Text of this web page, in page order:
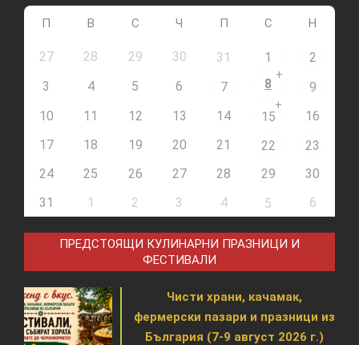
П В С Ч П С Н
27 28 29 30 31 1
2
3
4 5 6 7 8
+
9
10
11 12 13 14 15
+
16
17
18 19 20 21 22
23
24
25 26 27 28 29
30
31
1 2 3 4 5 6
ПРЕДСТОЯЩИ КУЛИНАРНИ ПРАЗНИЦИ И
ФЕСТИВАЛИ
Чисти храни, качамак,
фермерски пазари и празници из
България (7-9 август 2026 г.)